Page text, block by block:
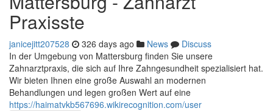
Praxisste
janicejitt207528 326 days ago News
Discuss
In der Umgebung von Mattersburg finden Sie unsere
Zahnarztpraxis, die sich auf Ihre Zahngesundheit spezialisiert hat.
Wir bieten Ihnen eine große Auswahl an modernen
Behandlungen und legen großen Wert auf eine
https://haimatvkb567696.wikirecognition.com/user